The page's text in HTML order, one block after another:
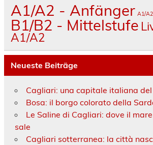
A1/A2 - Anfänger A1/
B1/B2 - Mittelstufe
A1/A2
Neueste Beiträge
Cagliari: una capitale italiana
Bosa: il borgo colorato della
Le Saline di Cagliari: dove il
sale
Cagliari sotterranea: la città